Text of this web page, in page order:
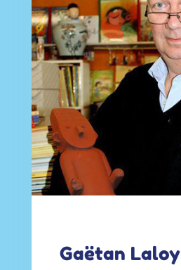
Gaëtan Laloy